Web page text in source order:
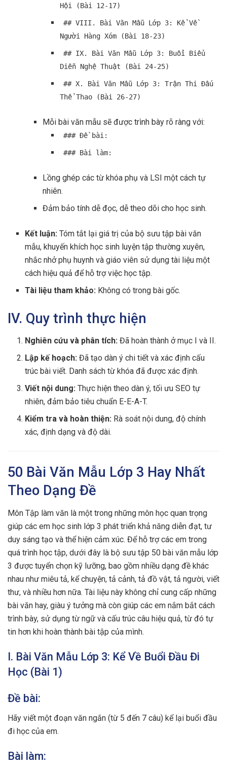
Hội (Bài 12-17)
## VIII. Bài Văn Mẫu Lớp 3: Kể Về
Người Hàng Xóm (Bài 18-23)
## IX. Bài Văn Mẫu Lớp 3: Buổi Biểu
Diễn Nghệ Thuật (Bài 24-25)
## X. Bài Văn Mẫu Lớp 3: Trận Thi Đấu
Thể Thao (Bài 26-27)
Mỗi bài văn mẫu sẽ được trình bày rõ ràng với:
### Đề bài:
### Bài làm:
Lồng ghép các từ khóa phụ và LSI một cách tự
nhiên.
Đảm bảo tính dễ đọc, dễ theo dõi cho học sinh.
Kết luận: Tóm tắt lại giá trị của bộ sưu tập bài văn
mẫu, khuyến khích học sinh luyện tập thường xuyên,
nhắc nhở phụ huynh và giáo viên sử dụng tài liệu một
cách hiệu quả để hỗ trợ việc học tập.
Tài liệu tham khảo: Không có trong bài gốc.
IV. Quy trình thực hiện
Nghiên cứu và phân tích: Đã hoàn thành ở mục I và II.
Lập kế hoạch: Đã tạo dàn ý chi tiết và xác định cấu
trúc bài viết. Danh sách từ khóa đã được xác định.
Viết nội dung: Thực hiện theo dàn ý, tối ưu SEO tự
nhiên, đảm bảo tiêu chuẩn E-E-A-T.
Kiểm tra và hoàn thiện: Rà soát nội dung, độ chính
xác, định dạng và độ dài.
50 Bài Văn Mẫu Lớp 3 Hay Nhất
Theo Dạng Đề
Môn Tập làm văn là một trong những môn học quan trọng
giúp các em học sinh lớp 3 phát triển khả năng diễn đạt, tư
duy sáng tạo và thể hiện cảm xúc. Để hỗ trợ các em trong
quá trình học tập, dưới đây là bộ sưu tập 50 bài văn mẫu lớp
3 được tuyển chọn kỹ lưỡng, bao gồm nhiều dạng đề khác
nhau như miêu tả, kể chuyện, tả cảnh, tả đồ vật, tả người, viết
thư, và nhiều hơn nữa. Tài liệu này không chỉ cung cấp những
bài văn hay, giàu ý tưởng mà còn giúp các em nắm bắt cách
trình bày, sử dụng từ ngữ và cấu trúc câu hiệu quả, từ đó tự
tin hơn khi hoàn thành bài tập của mình.
I. Bài Văn Mẫu Lớp 3: Kể Về Buổi Đầu Đi
Học (Bài 1)
Đề bài:
Hãy viết một đoạn văn ngắn (từ 5 đến 7 câu) kể lại buổi đầu
đi học của em.
Bài làm: